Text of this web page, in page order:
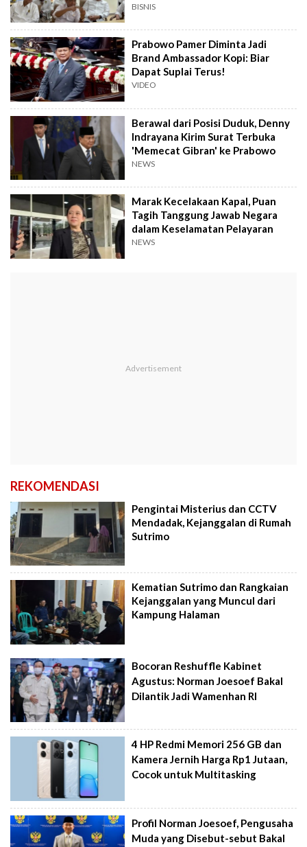
BISNIS
Prabowo Pamer Diminta Jadi
Brand Ambassador Kopi: Biar
Dapat Suplai Terus!
VIDEO
Berawal dari Posisi Duduk, Denny
Indrayana Kirim Surat Terbuka
'Memecat Gibran' ke Prabowo
NEWS
Marak Kecelakaan Kapal, Puan
Tagih Tanggung Jawab Negara
dalam Keselamatan Pelayaran
NEWS
REKOMENDASI
Pengintai Misterius dan CCTV
Mendadak, Kejanggalan di Rumah
Sutrimo
Kematian Sutrimo dan Rangkaian
Kejanggalan yang Muncul dari
Kampung Halaman
Bocoran Reshuffle Kabinet
Agustus: Norman Joesoef Bakal
Dilantik Jadi Wamenhan RI
4 HP Redmi Memori 256 GB dan
Kamera Jernih Harga Rp1 Jutaan,
Cocok untuk Multitasking
Profil Norman Joesoef, Pengusaha
Muda yang Disebut-sebut Bakal